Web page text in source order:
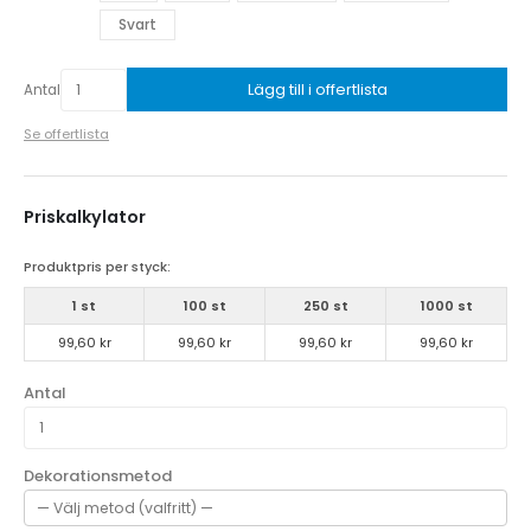
Svart
Antal Lägg till i offertlista
Se offertlista
Priskalkylator
Produktpris per styck:
1 st 100 st 250 st
1000 st
99,60 kr
99,60 kr 99,60 kr 99,60 kr
Antal
Dekorationsmetod